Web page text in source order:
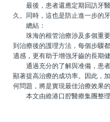
最後，患者還應定期回訪牙醫
久。同時，這也是防止進一步的
總結：
珠海的根管治療涉及多個重要
到治療後的護理方法，每個步驟
適感，更有助于增強牙齒的長期健
通過充分的了解與准備，患者
顯著提高治療的成功率。因此，
何問題，將是實現最佳治療效果的
本文由維港口腔醫療集團整理